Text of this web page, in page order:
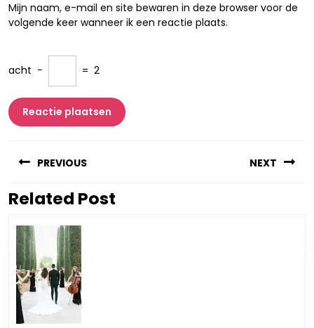
Mijn naam, e-mail en site bewaren in deze browser voor de
volgende keer wanneer ik een reactie plaats.
acht − = 2
PREVIOUS
Vorig
NEXT
Related Post